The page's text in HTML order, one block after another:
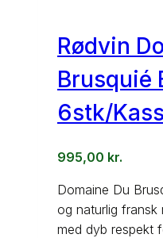
Rødvin
Brusquié
6stk/
995,00 kr.
Domaine Du
og naturlig
med dyb respekt